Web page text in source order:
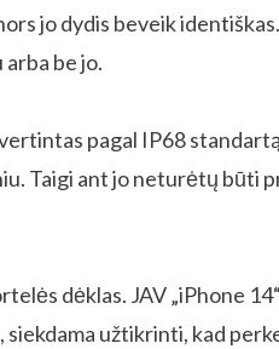
jo dydis beveik
be jo.
pagal IP68
Taigi ant jo neturėtų būti
dėklas. JAV „iPhone
užtikrinti, kad